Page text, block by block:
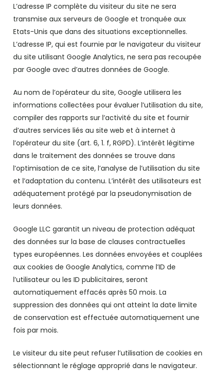
L’adresse IP complète du visiteur du site ne sera
transmise aux serveurs de Google et tronquée aux
Etats-Unis que dans des situations exceptionnelles.
L’adresse IP, qui est fournie par le navigateur du visiteur
du site utilisant Google Analytics, ne sera pas recoupée
par Google avec d’autres données de Google.
Au nom de l’opérateur du site, Google utilisera les
informations collectées pour évaluer l’utilisation du site,
compiler des rapports sur l’activité du site et fournir
d’autres services liés au site web et à internet à
l’opérateur du site (art. 6, 1. f, RGPD). L’intérêt légitime
dans le traitement des données se trouve dans
l’optimisation de ce site, l’analyse de l’utilisation du site
et l’adaptation du contenu. L’intérêt des utilisateurs est
adéquatement protégé par la pseudonymisation de
leurs données.
Google LLC garantit un niveau de protection adéquat
des données sur la base de clauses contractuelles
types européennes. Les données envoyées et couplées
aux cookies de Google Analytics, comme l’ID de
l’utilisateur ou les ID publicitaires, seront
automatiquement effacés après 50 mois. La
suppression des données qui ont atteint la date limite
de conservation est effectuée automatiquement une
fois par mois.
Le visiteur du site peut refuser l’utilisation de cookies en
sélectionnant le réglage approprié dans le navigateur.